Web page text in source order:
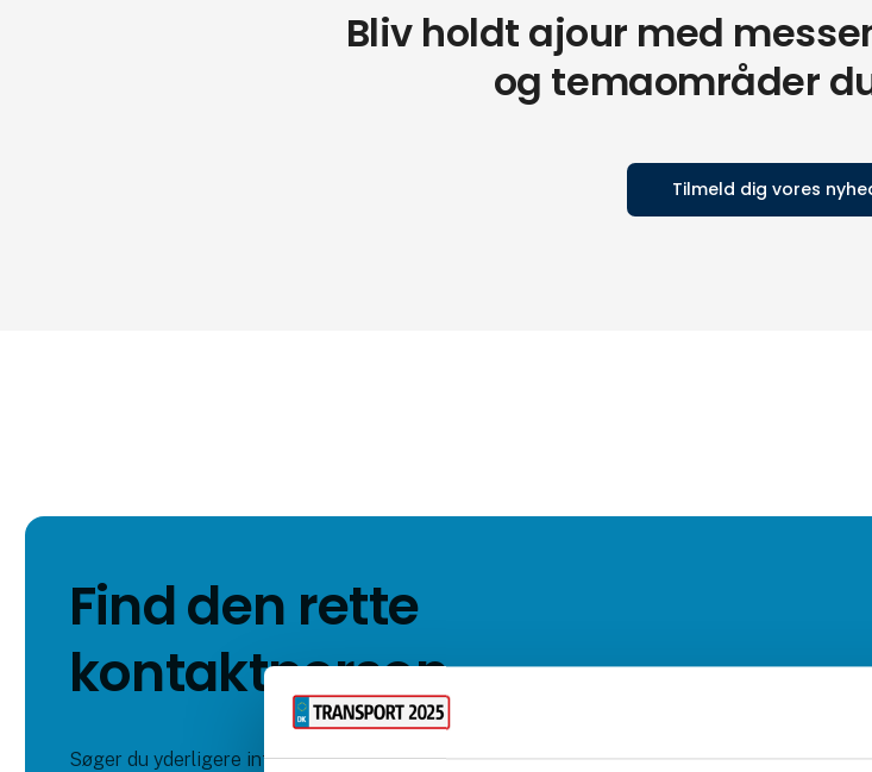
Bliv holdt ajour med
og temaområder
Tilmeld dig vores
Find den rette
kontaktperson
Søger du yderligere info om eller en relation til